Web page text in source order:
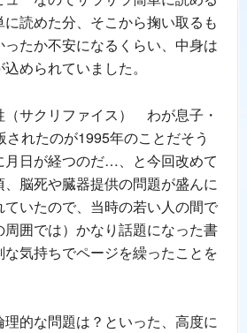
読めた分、そこから掬い取るも
たか不安になるくらい、中身は
められていました。
（サクリファイス） わが息子・
れたのが1995年のことだそう
月日が経つのだ…、と今回改めて
脳死や臓器提供の問題が盛んに
ていたので、当時の若い人の間で
囲では）かなり話題になった書
気持ちでページを繰ったことを
的な問題は？といった、高度に